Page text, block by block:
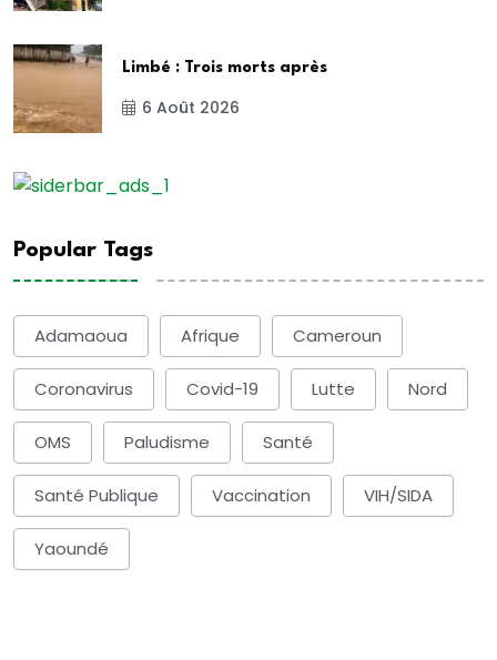
Limbé : Trois morts après
6 Août 2026
Popular Tags
Adamaoua Afrique Cameroun
Coronavirus Covid-19 Lutte Nord
OMS Paludisme Santé
Santé Publique Vaccination VIH/SIDA
Yaoundé